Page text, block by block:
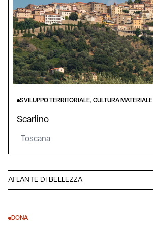
ATLANTE DI BELLEZZA
SVILUPPO TERRITORIALE, CULTURA
Scarlino
Toscana
DONA